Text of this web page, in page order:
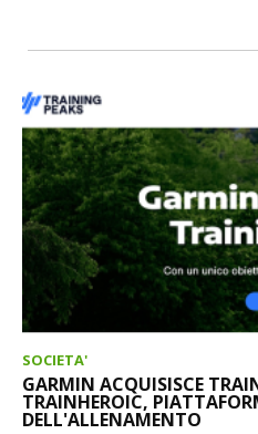
SOCIETA'
GARMIN ACQUISISCE
TRAINHEROIC,
DELL'ALLENAMENTO